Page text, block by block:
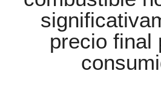
estronismo climático
escuelas fumigadas
historia de las mujeres
precio final